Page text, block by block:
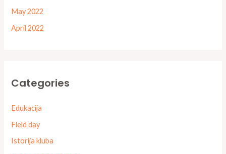
May 2022
April 2022
Categories
Edukacija
Field day
Istorija kluba